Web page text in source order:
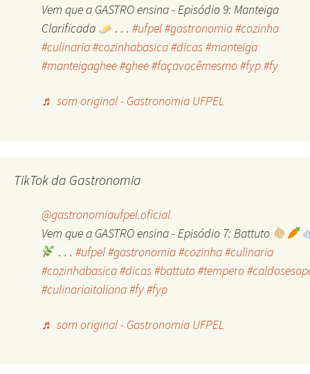
Vem que a GASTRO ensina - Episódio 9: Manteiga
Clarificada
. . . #ufpel#gastronomia#cozinha
#culinaria#cozinhabasica#dicas#manteiga
#manteigaghee#ghee#façavocêmesmo#fyp#fy
♬ som original - Gastronomia UFPEL
TikTok da Gastronomia
@gastronomiaufpel.oficial
Vem que a GASTRO ensina - Episódio 7: Battuto
. . . #ufpel#gastronomia#cozinha#culinaria
#cozinhabasica#dicas#battuto#tempero
#culinariaitaliana#fy#fyp
♬ som original - Gastronomia UFPEL